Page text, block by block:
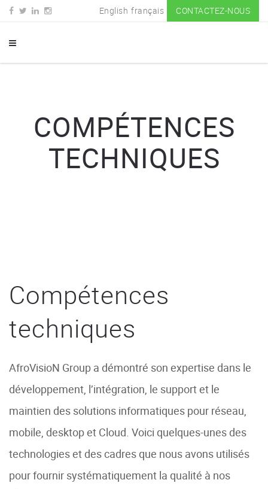
English français CONTACTEZ-NOUS
COMPÉTENCES
TECHNIQUES
Compétences
techniques
AfroVisioN Group a démontré son expertise dans le
développement, l’intégration, le support et le
maintien des solutions informatiques pour réseau,
mobile, desktop et Cloud. Voici quelques-unes des
technologies et des cadres que nous avons utilisés
pour fournir systématiquement la qualité à nos